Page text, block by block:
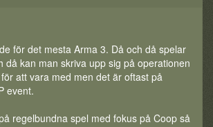
för det mesta Arma 3. Då och då spelar
då kan man skriva upp sig på operationen
att vara med men det är oftast på
event.
regelbundna spel med fokus på Coop så